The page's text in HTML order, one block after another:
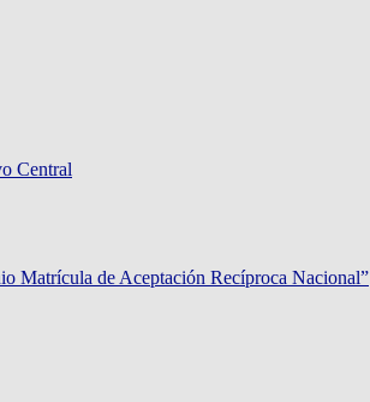
Central
Matrícula de Aceptación Recíproca Nacional”